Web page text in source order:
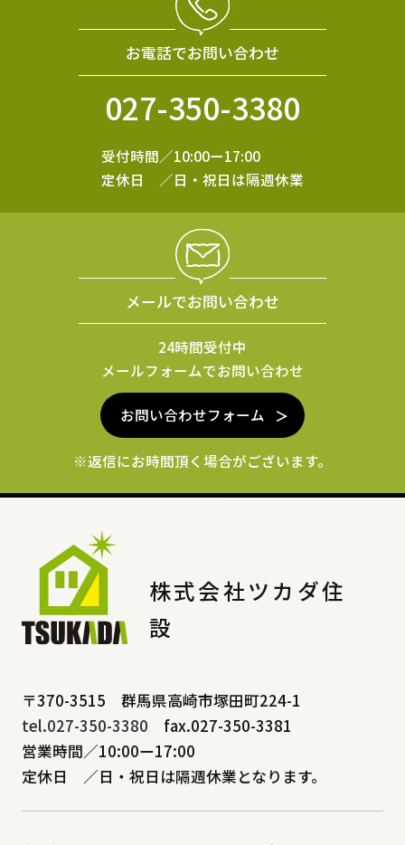
お電話でお問い合わせ
027-350-3380
受付時間／10:00ー17:00
定休日 ／日・祝日は隔週休業
メールでお問い合わせ
24時間受付中
メールフォームでお問い合わせ
お問い合わせフォーム
※返信にお時間頂く場合がございます。
株式会社ツカダ住
設
〒370-3515 群馬県高崎市塚田町224-1
tel.027-350-3380 fax.027-350-3381
営業時間／10:00ー17:00
定休日 ／日・祝日は隔週休業となります。